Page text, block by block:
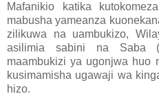
Mafanikio katika
mabusha yameanza
zilikuwa na uambukizo,
asilimia sabini na Saba
maambukizi ya ugonjwa huo
kusimamisha ugawaji wa
hizo.